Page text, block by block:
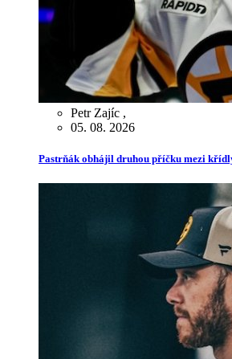
Petr Zajíc ,
05. 08. 2026
Pastrňák obhájil druhou příčku mezi